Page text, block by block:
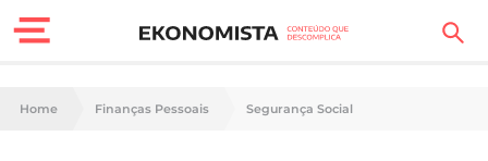
Finanças Pessoais
Home Finanças Pessoais Segurança Social